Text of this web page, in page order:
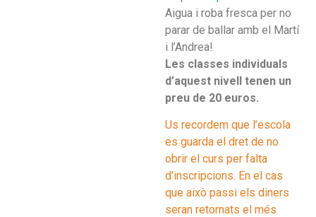
Aigua i roba fresca per no
parar de ballar amb el Martí
i l’Andrea!
Les classes individuals
d’aquest nivell tenen un
preu de 20 euros.
Us recordem que l’escola
es guarda el dret de no
obrir el curs per falta
d’inscripcions. En el cas
que això passi els diners
seran retornats el més